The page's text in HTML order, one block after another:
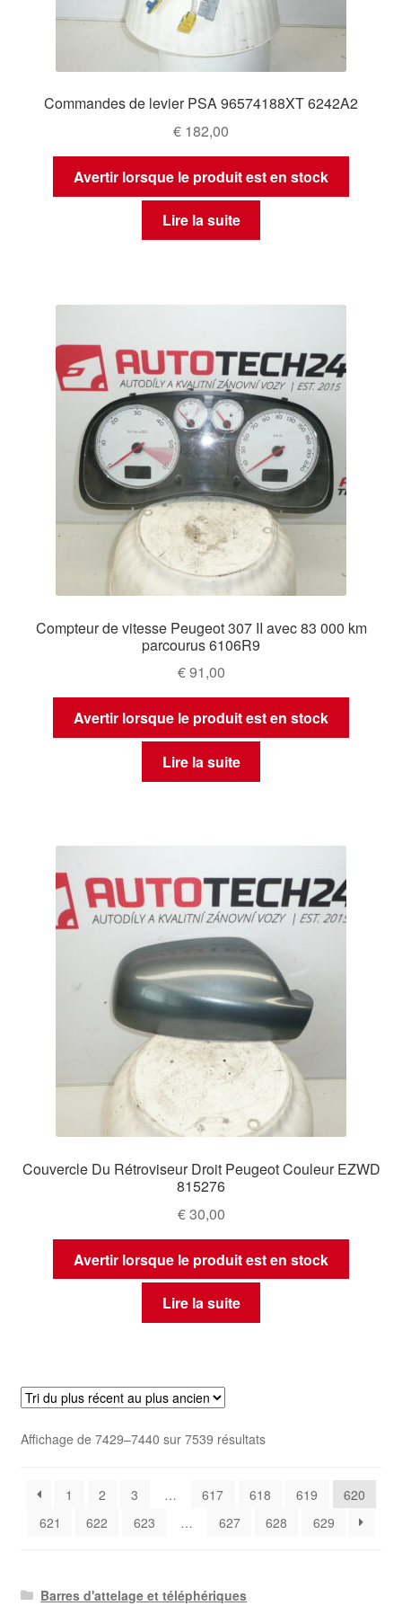
Commandes de levier PSA 96574188XT 6242A2
€ 182,00
Avertir lorsque le produit est en stock
Lire la suite
Compteur de vitesse Peugeot 307 II avec 83 000 km
parcourus 6106R9
€91,00
Avertir lorsque le produit est en stock
Lire la suite
Couvercle Du Rétroviseur Droit Peugeot Couleur EZWD
815276
€30,00
Avertir lorsque le produit est en stock
Lire la suite
Affichage de 7429–7440 sur 7539 résultatsTrié
récent
au
1 2 3 … 617 618 619
620
621
622 623 … 627 628 629
Barres d'attelage et téléphériques